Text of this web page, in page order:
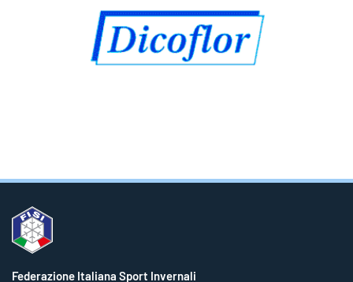
Federazione Italiana Sport Invernali